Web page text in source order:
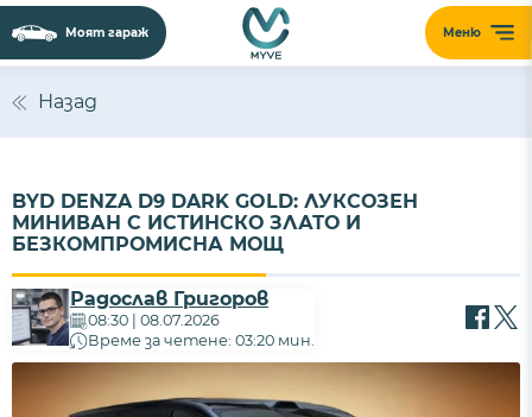
Меню
Моят гараж
Назад
BYD DENZA D9 DARK GOLD: ЛУКСОЗЕН
МИНИВАН С ИСТИНСКО ЗЛАТО И
БЕЗКОМПРОМИСНА МОЩ
Радослав Григоров
08:30 | 08.07.2026
Време за четене: 03:20 мин.